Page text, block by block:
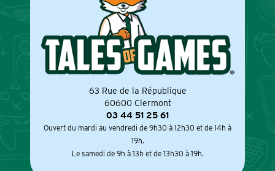
63 Rue de la République
60600 Clermont
03 44 51 25 61
Ouvert du mardi au vendredi de 9h30 à 12h30 et de 14h à
19h.
Le samedi de 9h à 13h et de 13h30 à 19h.